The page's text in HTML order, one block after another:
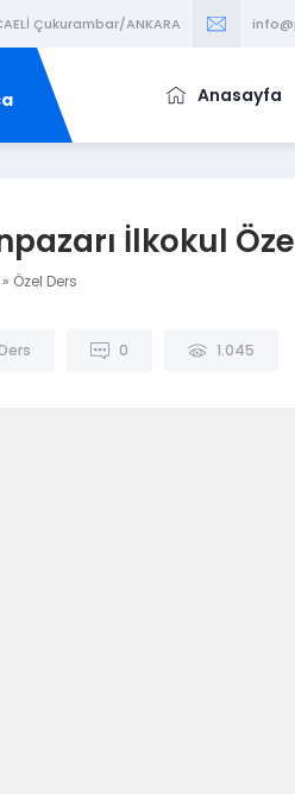
Çukurambar/ANKARA
Anasayfa
İlkokul
» Özel Ders
0 1.045